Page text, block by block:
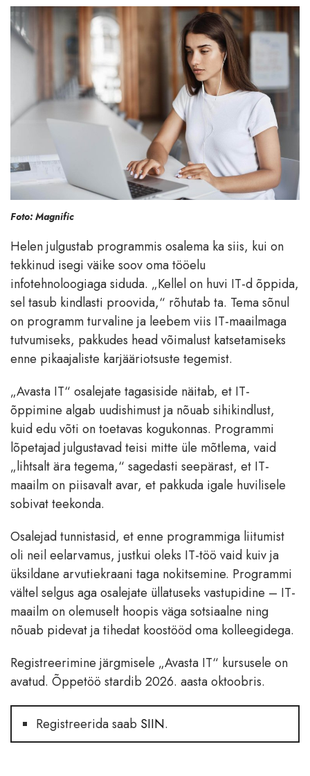
Foto: Magnific
Helen julgustab programmis osalema ka siis, kui on
tekkinud isegi väike soov oma tööelu
infotehnoloogiaga siduda. „Kellel on huvi IT-d õppida,
sel tasub kindlasti proovida,“ rõhutab ta. Tema sõnul
on programm turvaline ja leebem viis IT-maailmaga
tutvumiseks, pakkudes head võimalust katsetamiseks
enne pikaajaliste karjääriotsuste tegemist.
„Avasta IT“ osalejate tagasiside näitab, et IT-
õppimine algab uudishimust ja nõuab sihikindlust,
kuid edu võti on toetavas kogukonnas. Programmi
lõpetajad julgustavad teisi mitte üle mõtlema, vaid
„lihtsalt ära tegema,“ sagedasti seepärast, et IT-
maailm on piisavalt avar, et pakkuda igale huvilisele
sobivat teekonda.
Osalejad tunnistasid, et enne programmiga liitumist
oli neil eelarvamus, justkui oleks IT-töö vaid kuiv ja
üksildane arvutiekraani taga nokitsemine. Programmi
vältel selgus aga osalejate üllatuseks vastupidine – IT-
maailm on olemuselt hoopis väga sotsiaalne ning
nõuab pidevat ja tihedat koostööd oma kolleegidega.
Registreerimine järgmisele „Avasta IT“ kursusele on
avatud. Õppetöö stardib 2026. aasta oktoobris.
Registreerida saab SIIN.